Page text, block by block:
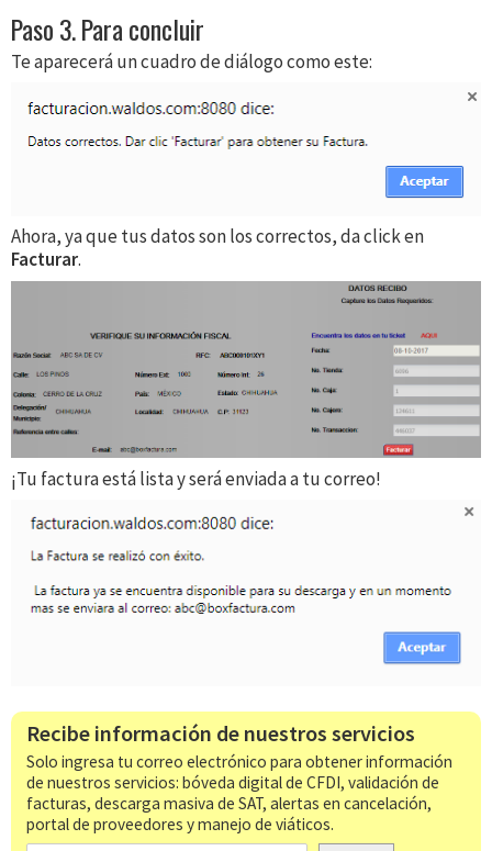
Paso 3. Para concluir
Te aparecerá un cuadro de diálogo como este:
Ahora, ya que tus datos son los correctos, da click en
Facturar.
¡Tu factura está lista y será enviada a tu correo!
Recibe información de nuestros servicios
Solo ingresa tu correo electrónico para obtener información
de nuestros servicios: bóveda digital de CFDI, validación de
facturas, descarga masiva de SAT, alertas en cancelación,
portal de proveedores y manejo de viáticos.